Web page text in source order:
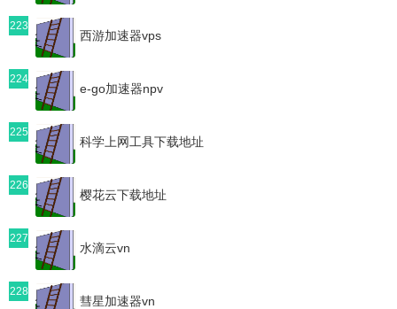
223
西游加速器vps
224
e-go加速器npv
225
科学上网工具下载地址
226
樱花云下载地址
227
水滴云vn
228
彗星加速器vn